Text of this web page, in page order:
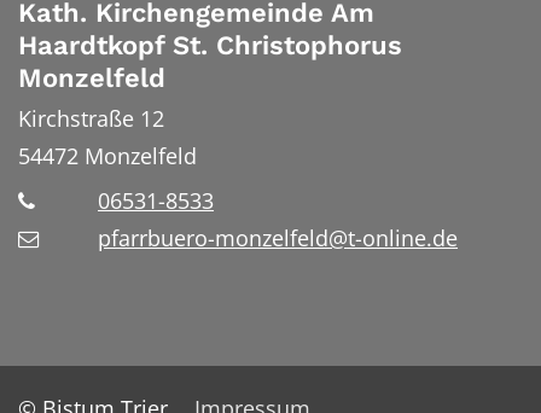
Kath. Kirchengemeinde Am
Haardtkopf St. Christophorus
Monzelfeld
Kirchstraße 12
54472 Monzelfeld
06531-8533
pfarrbuero-monzelfeld@t-online.de